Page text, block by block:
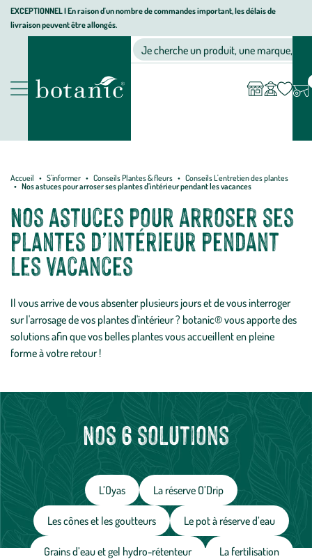
Aller
Aller
au
Aller
au
page
EXCEPTIONNEL I En raison d'un nombre de commandes important, les délais de
livraison peuvent être allongés.
Nos
animalerie,
décoration,
botanic®
Je cherche un produit, une marque, un
compte
Accueil S'informer Conseils Plantes & fleurs
Conseils L'entretien des plantes
Nos astuces pour arroser ses plantes d’intérieur pendant les vacances
Nos astuces pour arroser ses
plantes d’intérieur pendant
les vacances
Il vous arrive de vous absenter plusieurs jours et de vous interroger
sur l'arrosage de vos plantes d'intérieur ? botanic® vous apporte des
solutions afin que vos belles plantes vous accueillent en pleine
forme à votre retour !
Nos 6 solutions
L’Oyas La réserve O’Drip
Les cônes et les goutteurs Le pot à réserve d’eau
Grains d’eau et gel hydro-rétenteur La fertilisation